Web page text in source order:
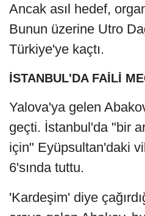
Ancak asıl hedef,
Bunun üzerine Utro
Türkiye'ye kaçtı.
İSTANBUL'DA FAİLİ
Yalova'ya gelen
geçti. İstanbul'da "bir
için" Eyüpsultan'daki
6'sında tuttu.
'Kardeşim' diye